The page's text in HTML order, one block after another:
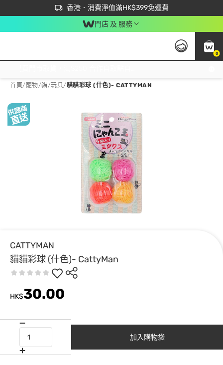
香港．消費淨值滿HK$399免運費
立即成為易賞錢會員盡享獨家優惠
首次APP下單買滿$450 輸入 NEWAPP 即減$50
門店 及 服務
0
首頁/寵物/貓/玩具/貓貓彩球 (什色)- CATTYMAN
CATTYMAN
貓貓彩球 (什色)- CattyMan
HK$30.00
加入購物袋